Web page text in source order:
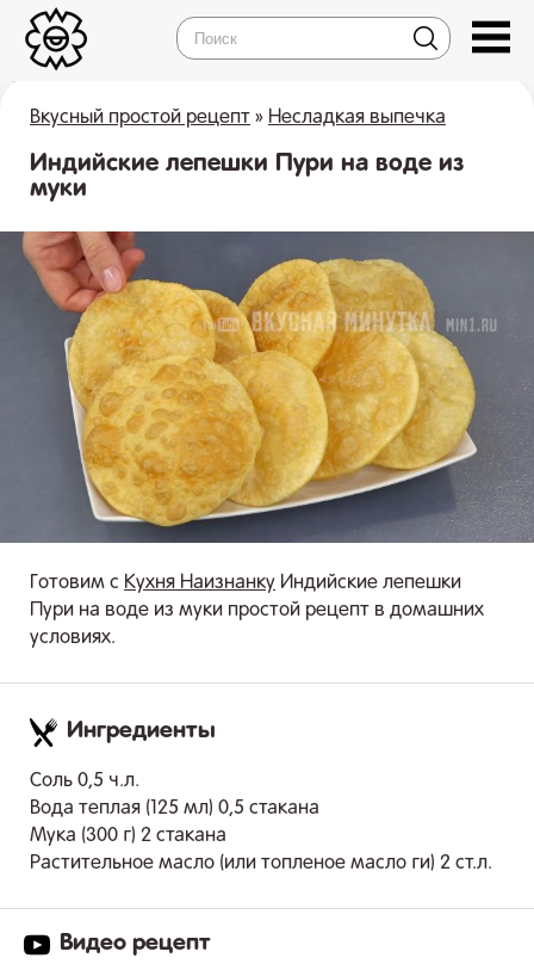
Вкусный простой рецепт » Несладкая выпечка
Индийские лепешки Пури на воде из
муки
Готовим с Кухня Наизнанку Индийские лепешки
Пури на воде из муки простой рецепт в домашних
условиях.
Ингредиенты
Соль 0,5 ч.л.
Вода теплая (125 мл) 0,5 стакана
Мука (300 г) 2 стакана
Растительное масло (или топленое масло ги) 2 ст.л.
Видео рецепт